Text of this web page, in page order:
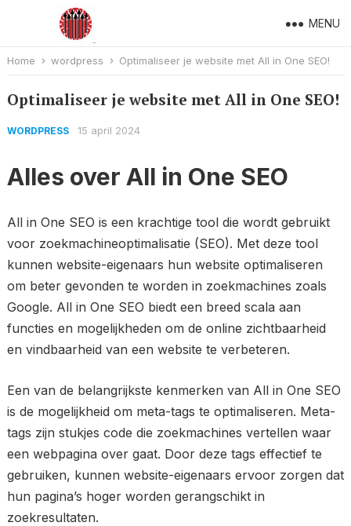
MENU
Home wordpress Optimaliseer je website met All in One SEO!
Optimaliseer je website met All in One SEO!
WORDPRESS 15 april 2024
Alles over All in One SEO
All in One SEO is een krachtige tool die wordt gebruikt
voor zoekmachineoptimalisatie (SEO). Met deze tool
kunnen website-eigenaars hun website optimaliseren
om beter gevonden te worden in zoekmachines zoals
Google. All in One SEO biedt een breed scala aan
functies en mogelijkheden om de online zichtbaarheid
en vindbaarheid van een website te verbeteren.
Een van de belangrijkste kenmerken van All in One SEO
is de mogelijkheid om meta-tags te optimaliseren. Meta-
tags zijn stukjes code die zoekmachines vertellen waar
een webpagina over gaat. Door deze tags effectief te
gebruiken, kunnen website-eigenaars ervoor zorgen dat
hun pagina’s hoger worden gerangschikt in
zoekresultaten.